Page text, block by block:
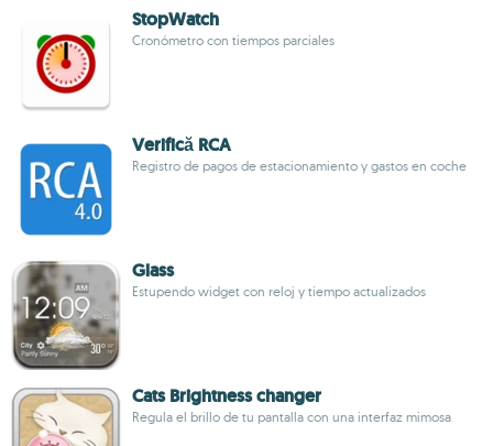
StopWatch
Cronómetro con tiempos parciales
Verifică RCA
Registro de pagos de estacionamiento y gastos en coche
Glass
Estupendo widget con reloj y tiempo actualizados
Cats Brightness changer
Regula el brillo de tu pantalla con una interfaz mimosa